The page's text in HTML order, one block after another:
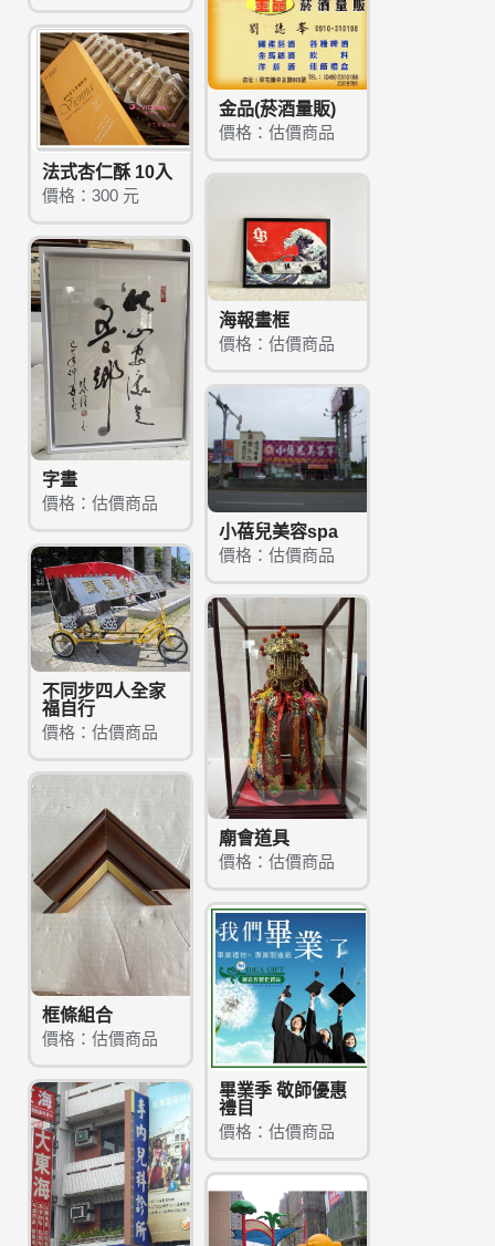
金品(菸酒量販)
價格：估價商品
法式杏仁酥 10入
價格：300 元
海報畫框
價格：估價商品
字畫
價格：估價商品
小蓓兒美容spa
價格：估價商品
不同步四人全家
福自行
價格：估價商品
廟會道具
價格：估價商品
框條組合
價格：估價商品
畢業季 敬師優惠
禮目
價格：估價商品